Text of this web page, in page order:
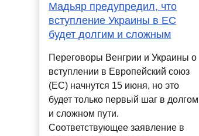
Мадьяр предупредил, что
вступление Украины в ЕС
будет долгим и сложным
Переговоры Венгрии и Украины о
вступлении в Европейский союз
(ЕС) начнутся 15 июня, но это
будет только первый шаг в долгом
и сложном пути.
Соответствующее заявление в